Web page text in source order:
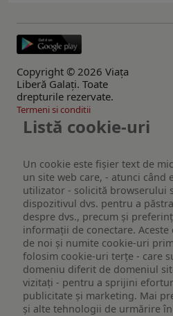
Copyright © 2026 Viaţa
Liberă Galaţi. Toate
drepturile rezervate.
Termeni si conditii
Listă cookie-uri
Un cookie este fişier text de
un site web care, - atunci când
utilizator - solicită browserului
dispozitivul dvs. pentru a
despre dvs., precum și
informații de conectare.
de noi și numite cookie-uri
folosim cookie-uri terțe - care
domeniu diferit de domeniul
vizitați - pentru a sprijini
publicitate și marketing. Mai
și alte tehnologii de urmărire